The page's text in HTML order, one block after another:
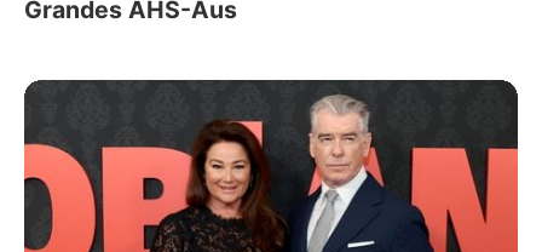
Grandes AHS-Aus